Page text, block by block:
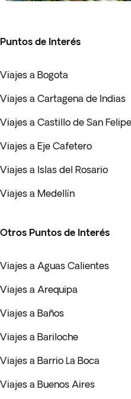
Puntos de Interés
Viajes a Bogota
Viajes a Cartagena de Indias
Viajes a Castillo de San
Viajes a Eje Cafetero
Viajes a Islas del Rosario
Viajes a Medellín
Otros Puntos de Interés
Viajes a Aguas Calientes
Viajes a Arequipa
Viajes a Baños
Viajes a Bariloche
Viajes a Barrio La Boca
Viajes a Buenos Aires